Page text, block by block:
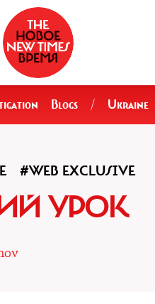
Blogs / Ukraine
#WEB EXCLUSIVE
УРОК